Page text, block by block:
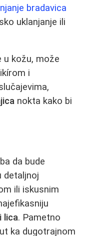
bradavica
uklanjanje ili
u kožu, može
i
nokta kako bi
da bude
detaljnoj
ili iskusnim
lica. Pametno
ka dugotrajnom